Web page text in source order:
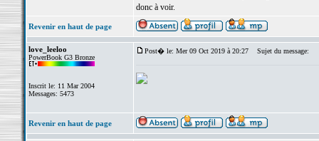
donc à voir.
Revenir en haut de page
love_leeloo
PowerBook G3 Bronze
Inscrit le: 11 Mar 2004
Messages: 5473
Post� le: Mer 09 Oct 2019 à 20:27 Sujet du message:
Revenir en haut de page